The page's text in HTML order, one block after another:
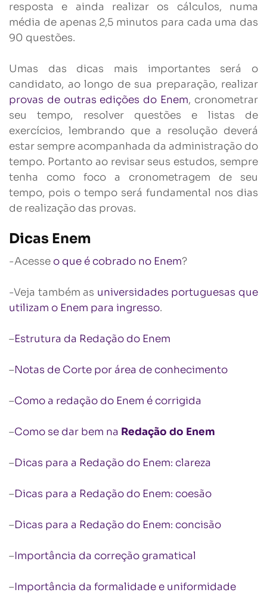
resposta e ainda realizar os cálculos, numa
média de apenas 2,5 minutos para cada uma das
90 questões.
Umas das dicas mais importantes será o
candidato, ao longo de sua preparação, realizar
provas de outras edições do Enem, cronometrar
seu tempo, resolver questões e listas de
exercícios, lembrando que a resolução deverá
estar sempre acompanhada da administração do
tempo. Portanto ao revisar seus estudos, sempre
tenha como foco a cronometragem de seu
tempo, pois o tempo será fundamental nos dias
de realização das provas.
Dicas Enem
-Acesse o que é cobrado no Enem?
-Veja também as universidades portuguesas que
utilizam o Enem para ingresso.
–Estrutura da Redação do Enem
–Notas de Corte por área de conhecimento
–Como a redação do Enem é corrigida
–Como se dar bem na Redação do Enem
–Dicas para a Redação do Enem: clareza
–Dicas para a Redação do Enem: coesão
–Dicas para a Redação do Enem: concisão
–Importância da correção gramatical
–Importância da formalidade e uniformidade